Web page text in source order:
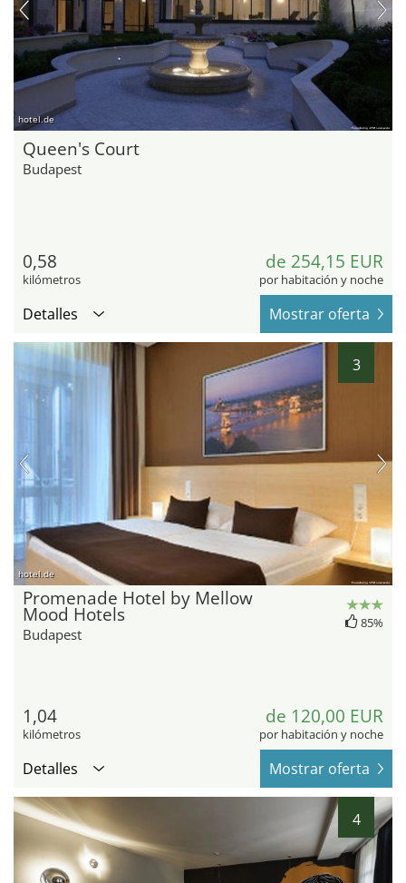
hotel.de
Queen's Court
Budapest
0,58
kilómetros
de 254,15 EUR
por habitación y noche
Detalles Mostrar oferta
3
hotel.de
Promenade Hotel by Mellow
Mood Hotels
Budapest
85%
1,04
kilómetros
de 120,00 EUR
por habitación y noche
Detalles Mostrar oferta
4